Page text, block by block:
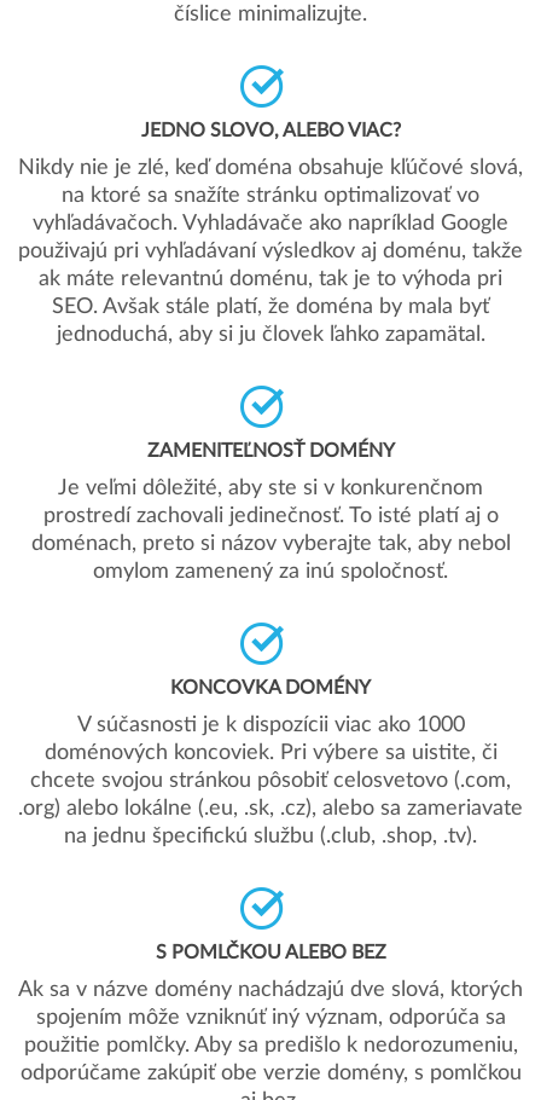
číslice minimalizujte.
JEDNO SLOVO, ALEBO VIAC?
Nikdy nie je zlé, keď doména obsahuje kľúčové slová,
na ktoré sa snažíte stránku optimalizovať vo
vyhľadávačoch. Vyhladávače ako napríklad Google
použivajú pri vyhľadávaní výsledkov aj doménu, takže
ak máte relevantnú doménu, tak je to výhoda pri
SEO. Avšak stále platí, že doména by mala byť
jednoduchá, aby si ju človek ľahko zapamätal.
ZAMENITEĽNOSŤ DOMÉNY
Je veľmi dôležité, aby ste si v konkurenčnom
prostredí zachovali jedinečnosť. To isté platí aj o
doménach, preto si názov vyberajte tak, aby nebol
omylom zamenený za inú spoločnosť.
KONCOVKA DOMÉNY
V súčasnosti je k dispozícii viac ako 1000
doménových koncoviek. Pri výbere sa uistite, či
chcete svojou stránkou pôsobiť celosvetovo (.com,
.org) alebo lokálne (.eu, .sk, .cz), alebo sa zameriavate
na jednu špecifickú službu (.club, .shop, .tv).
S POMLČKOU ALEBO BEZ
Ak sa v názve domény nachádzajú dve slová, ktorých
spojením môže vzniknúť iný význam, odporúča sa
použitie pomlčky. Aby sa predišlo k nedorozumeniu,
odporúčame zakúpiť obe verzie domény, s pomlčkou